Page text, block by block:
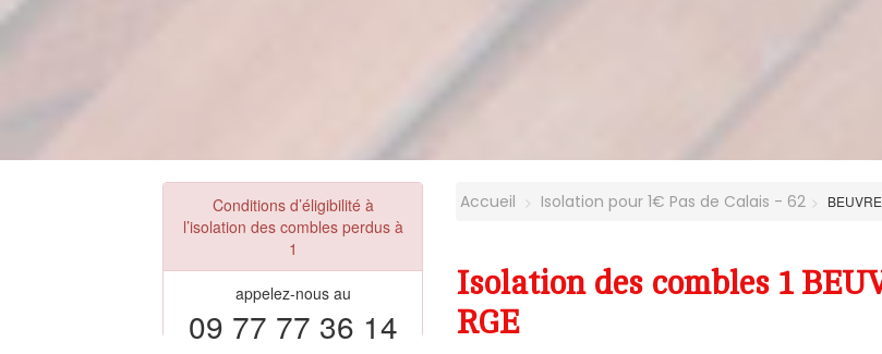
Conditions d’éligibilité à
l’isolation des combles perdus à
1
appelez-nous au
09 77 77 36 14
Accueil Isolation pour 1€ Pas de Calais - 62
Isolation des combles 1
RGE